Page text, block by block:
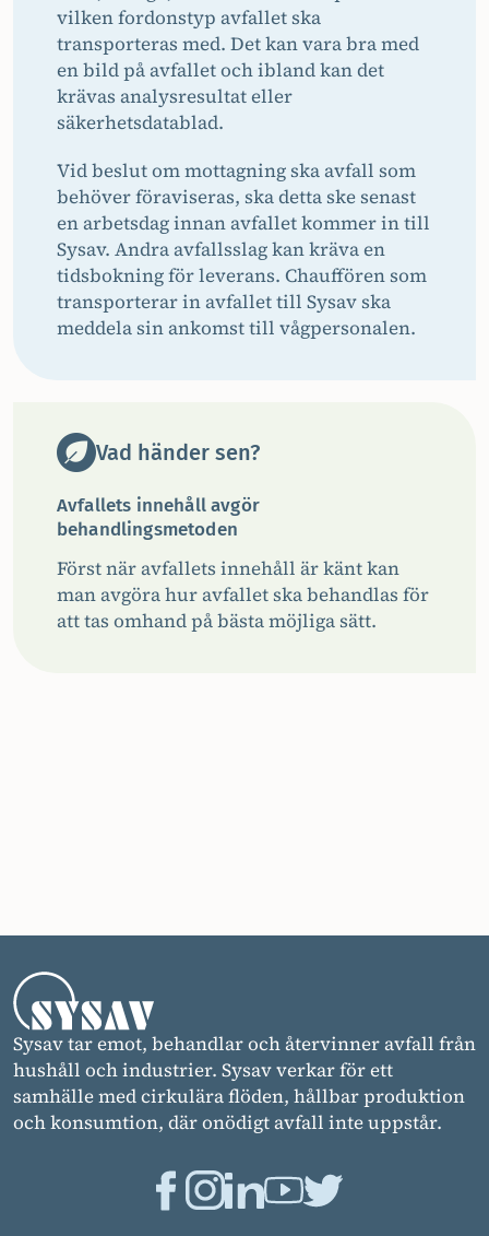
vilken fordonstyp avfallet ska
transporteras med. Det kan vara bra med
en bild på avfallet och ibland kan det
krävas analysresultat eller
säkerhetsdatablad.
Vid beslut om mottagning ska avfall som
behöver föraviseras, ska detta ske senast
en arbetsdag innan avfallet kommer in till
Sysav. Andra avfallsslag kan kräva en
tidsbokning för leverans. Chauffören som
transporterar in avfallet till Sysav ska
meddela sin ankomst till vågpersonalen.
Vad händer sen?
Avfallets innehåll avgör
behandlingsmetoden
Först när avfallets innehåll är känt kan
man avgöra hur avfallet ska behandlas för
att tas omhand på bästa möjliga sätt.
Sysav tar emot, behandlar och återvinner avfall från
hushåll och industrier. Sysav verkar för ett
samhälle med cirkulära flöden, hållbar produktion
och konsumtion, där onödigt avfall inte uppstår.